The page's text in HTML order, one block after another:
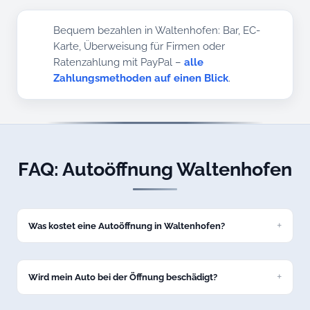
Bequem bezahlen in Waltenhofen: Bar, EC-
Karte, Überweisung für Firmen oder
Ratenzahlung mit PayPal –alle
Zahlungsmethoden auf einen Blick.
FAQ: Autoöffnung Waltenhofen
Was kostet eine Autoöffnung in Waltenhofen?
Festpreis. Den genauen Preis nennen wir Ihnen am Telefon,
bevor wir nach Waltenhofen losfahren.
Wird mein Auto bei der Öffnung beschädigt?